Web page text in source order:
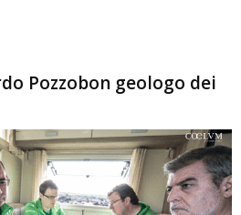
Pozzobon geologo dei